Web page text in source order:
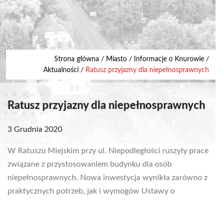
Strona główna / Miasto / Informacje o Knurowie /
Aktualności / Ratusz przyjazny dla niepełnosprawnych
Ratusz przyjazny dla niepełnosprawnych
3 Grudnia 2020
W Ratuszu Miejskim przy ul. Niepodległości ruszyły prace
związane z przystosowaniem budynku dla osób
niepełnosprawnych. Nowa inwestycja wynikła zarówno z
praktycznych potrzeb, jak i wymogów Ustawy o